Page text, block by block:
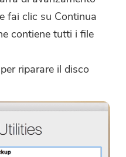
fai clic su Continua
contiene tutti i file
riparare il disco